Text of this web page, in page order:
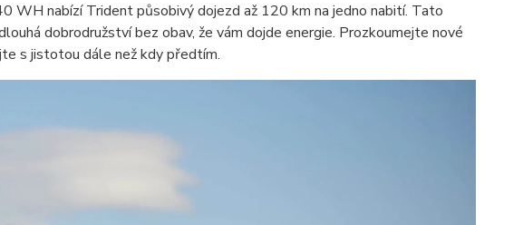
WH nabízí Trident působivý dojezd až 120 km na jedno nabití. Tato
dobrodružství bez obav, že vám dojde energie. Prozkoumejte nové
s jistotou dále než kdy předtím.